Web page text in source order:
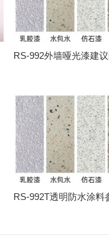
RS-992外墙哑光漆建
RS-992T透明防水涂料